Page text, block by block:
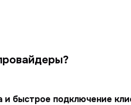
и быстрое подключение